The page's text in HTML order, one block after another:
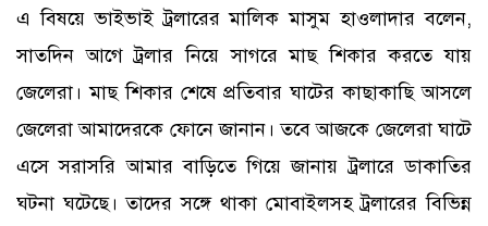
এ বিষয়ে ভাইভাই ট্রলারের মালিক মাসুম হাওলাদার বলেন,
সাতদিন আগে ট্রলার নিয়ে সাগরে মাছ শিকার করতে যায়
জেলেরা। মাছ শিকার শেষে প্রতিবার ঘাটের কাছাকাছি আসলে
জেলেরা আমাদেরকে ফোনে জানান। তবে আজকে জেলেরা ঘাটে
এসে সরাসরি আমার বাড়িতে গিয়ে জানায় ট্রলারে ডাকাতির
ঘটনা ঘটেছে। তাদের সঙ্গে থাকা মোবাইলসহ ট্রলারের বিভিন্ন